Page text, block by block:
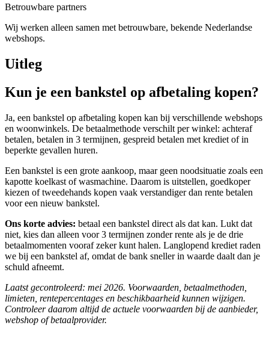
Betrouwbare partners
Wij werken alleen samen met betrouwbare, bekende Nederlandse
webshops.
Uitleg
Kun je een bankstel op afbetaling kopen?
Ja, een bankstel op afbetaling kopen kan bij verschillende webshops
en woonwinkels. De betaalmethode verschilt per winkel: achteraf
betalen, betalen in 3 termijnen, gespreid betalen met krediet of in
beperkte gevallen huren.
Een bankstel is een grote aankoop, maar geen noodsituatie zoals een
kapotte koelkast of wasmachine. Daarom is uitstellen, goedkoper
kiezen of tweedehands kopen vaak verstandiger dan rente betalen
voor een nieuw bankstel.
Ons korte advies: betaal een bankstel direct als dat kan. Lukt dat
niet, kies dan alleen voor 3 termijnen zonder rente als je de drie
betaalmomenten vooraf zeker kunt halen. Langlopend krediet raden
we bij een bankstel af, omdat de bank sneller in waarde daalt dan je
schuld afneemt.
Laatst gecontroleerd: mei 2026. Voorwaarden, betaalmethoden,
limieten, rentepercentages en beschikbaarheid kunnen wijzigen.
Controleer daarom altijd de actuele voorwaarden bij de aanbieder,
webshop of betaalprovider.